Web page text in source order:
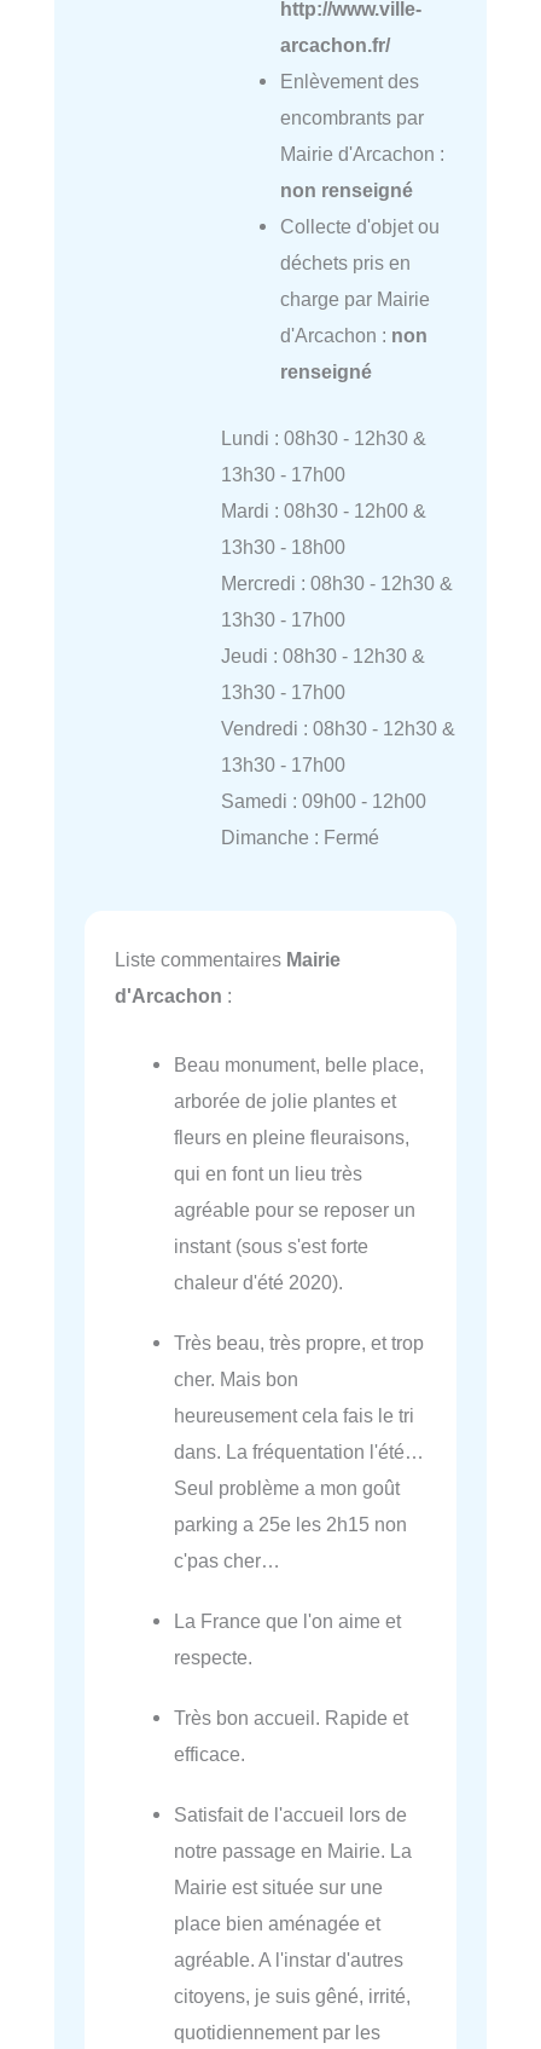
http://www.ville-
arcachon.fr/
Enlèvement des
encombrants par
Mairie d'Arcachon :
non renseigné
Collecte d'objet ou
déchets pris en
charge par Mairie
d'Arcachon : non
renseigné
Lundi : 08h30 - 12h30 &
13h30 - 17h00
Mardi : 08h30 - 12h00 &
13h30 - 18h00
Mercredi : 08h30 - 12h30 &
13h30 - 17h00
Jeudi : 08h30 - 12h30 &
13h30 - 17h00
Vendredi : 08h30 - 12h30 &
13h30 - 17h00
Samedi : 09h00 - 12h00
Dimanche : Fermé
Liste commentaires Mairie
d'Arcachon :
Beau monument, belle place,
arborée de jolie plantes et
fleurs en pleine fleuraisons,
qui en font un lieu très
agréable pour se reposer un
instant (sous s'est forte
chaleur d'été 2020).
Très beau, très propre, et trop
cher. Mais bon
heureusement cela fais le tri
dans. La fréquentation l'été…
Seul problème a mon goût
parking a 25e les 2h15 non
c'pas cher…
La France que l'on aime et
respecte.
Très bon accueil. Rapide et
efficace.
Satisfait de l'accueil lors de
notre passage en Mairie. La
Mairie est située sur une
place bien aménagée et
agréable. A l'instar d'autres
citoyens, je suis gêné, irrité,
quotidiennement par les